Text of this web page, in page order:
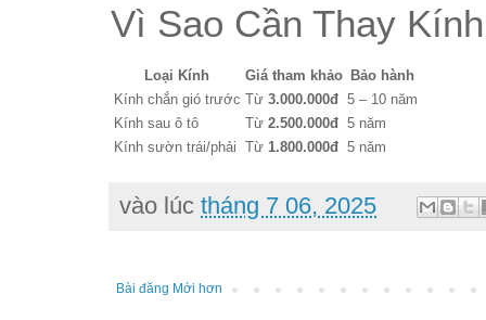
Vì Sao Cần Thay
Loại Kính Giá tham khảo Bảo hành
Kính chắn gió trước Từ 3.000.000đ 5 – 10 năm
Kính sau ô tô
Từ 2.500.000đ 5 năm
Kính sườn trái/phải Từ 1.800.000đ 5 năm
vào lúc tháng 7 06, 2025
Bài đăng Mới hơn